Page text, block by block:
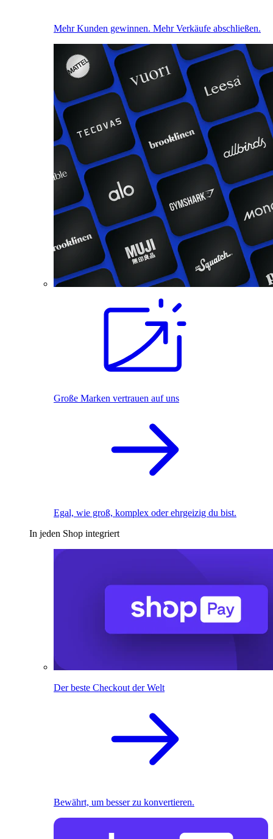
Mehr Kunden gewinnen. Mehr Verkäufe abschließen.
Große Marken vertrauen auf uns
Egal, wie groß, komplex oder ehrgeizig du bist.
In jeden Shop integriert
Der beste Checkout der Welt
Bewährt, um besser zu konvertieren.